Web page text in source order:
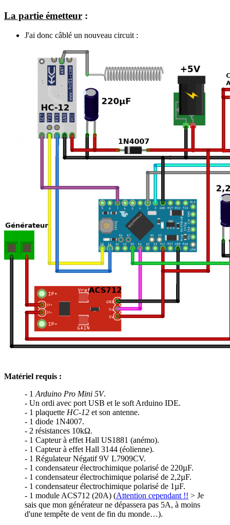
La partie émetteur :
J'ai donc câblé un nouveau circuit :
Matériel requis :
- 1Arduino Pro Mini 5V.
- Un ordi avec port USB et le soft Arduino IDE.
- 1 plaquette HC-12 et son antenne.
- 1 diode 1N4007.
- 2 résistances 10kΩ.
- 1 Capteur à effet Hall US1881 (anémo).
- 1 Capteur à effet Hall 3144 (éolienne).
- 1 Régulateur Négatif 9V L7909CV.
- 1 condensateur électrochimique polarisé de 220µF.
- 1 condensateur électrochimique polarisé de 2,2µF.
- 1 condensateur électrochimique polarisé de 1µF.
- 1 module ACS712 (20A) (Attention cependant !! > Je
sais que mon générateur ne dépassera pas 5A, à moins
d'une tempête de vent de fin du monde…).